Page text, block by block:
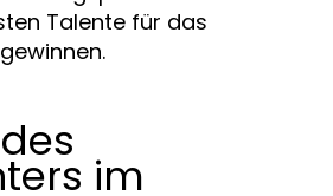
Talente für das
im